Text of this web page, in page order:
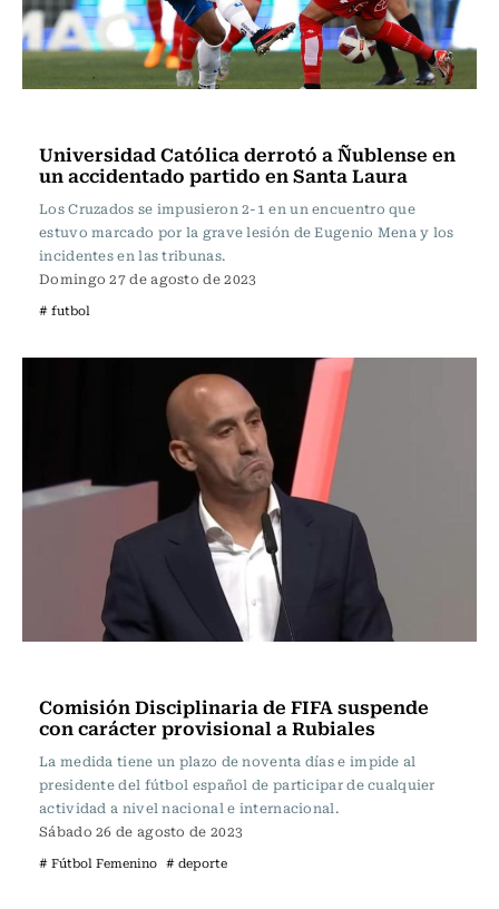
Universidad Católica derrotó a Ñublense en
un accidentado partido en Santa Laura
Los Cruzados se impusieron 2-1 en un encuentro que
estuvo marcado por la grave lesión de Eugenio Mena y los
incidentes en las tribunas.
Domingo 27 de agosto de 2023
# futbol
Comisión Disciplinaria de FIFA suspende
con carácter provisional a Rubiales
La medida tiene un plazo de noventa días e impide al
presidente del fútbol español de participar de cualquier
actividad a nivel nacional e internacional.
Sábado 26 de agosto de 2023
# Fútbol Femenino # deporte